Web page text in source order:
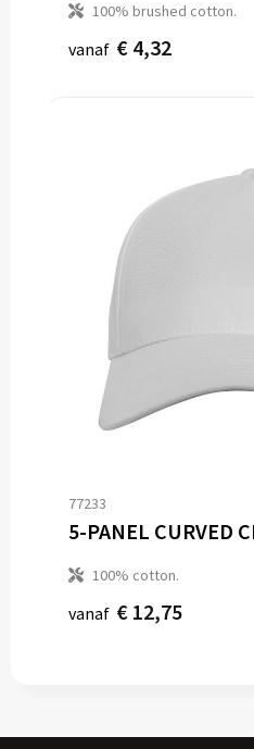
100% brushed cotton.
vanaf € 4,32
77233
100% cotton.
vanaf € 12,75